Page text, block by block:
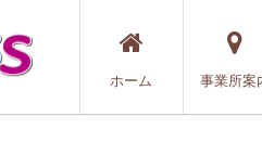
ホーム 事業所案